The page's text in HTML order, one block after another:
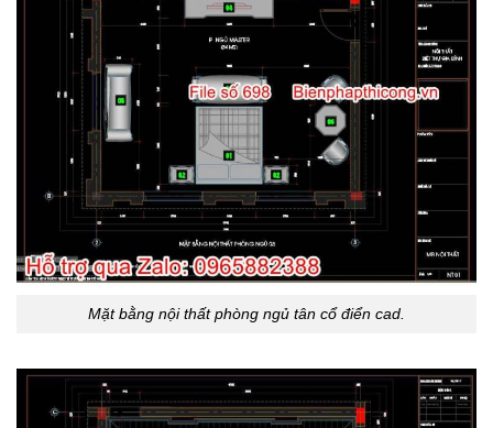
Mặt bằng nội thất phòng ngủ tân cổ điển cad.